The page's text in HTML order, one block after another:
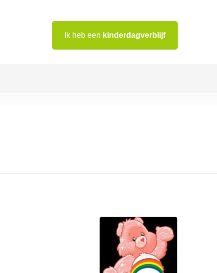
Ik heb een kinderdagverblijf